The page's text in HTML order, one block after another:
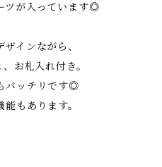
ツが入っています◎
インながら、
お札入れ付き。
バッチリです◎
もあります。